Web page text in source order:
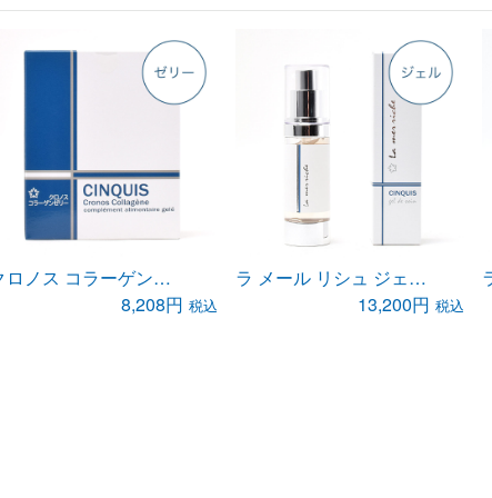
クロノス コラーゲンゼリー コンプレマン アリマンテール ジュレ （コラーゲン・サプリメント ゼリー ）
8,208円 税込
ラ メール リシュ ジェル ド ソワン ＜ジェル美容液 ＞
13,200円 税込